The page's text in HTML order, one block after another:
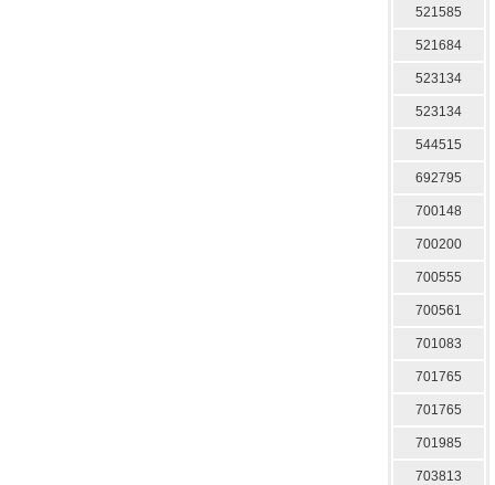
521585
521684
523134
523134
544515
692795
700148
700200
700555
700561
701083
701765
701765
701985
703813